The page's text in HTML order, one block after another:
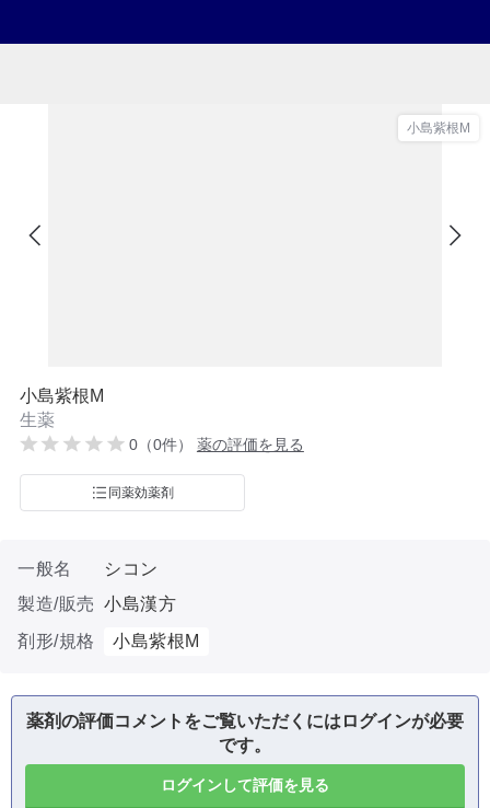
小島紫根M
小島紫根M
生薬
0（0件） 薬の評価を見る
同薬効薬剤
一般名
シコン
製造/販売 小島漢方
剤形/規格
小島紫根M
薬剤の評価コメントをご覧いただくにはログインが必要
です。
ログインして評価を見る